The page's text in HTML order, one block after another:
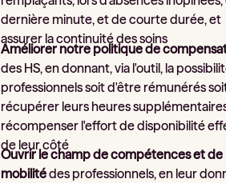
dernière minute, et de courte durée, et
assurer la continuité des soins
Améliorer notre politique de
des HS, en donnant, via l'outil, la
professionnels soit d'être rémunérés
récupérer leurs heures
récompenser l'effort de disponibilité
de leur côté
Ouvrir le champ de compétenceset de
mobilitédes professionnels, en leur